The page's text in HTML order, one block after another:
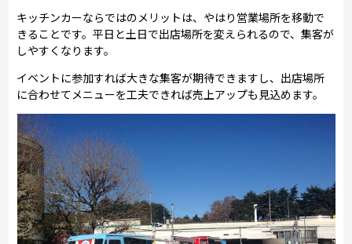
キッチンカーならではのメリットは、やはり営業場所を移動で
きることです。平日と土日で出店場所を変えられるので、集客が
しやすくなります。
イベントに参加すれば大きな集客が期待できますし、出店場所
に合わせてメニューを工夫できれば売上アップも見込めます。